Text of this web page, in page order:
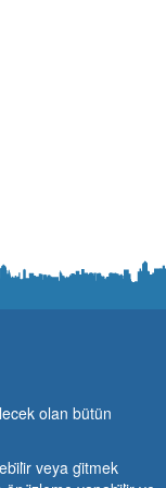
olan bütün
veya gi̇tmek